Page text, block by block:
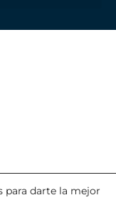
para darte la mejor